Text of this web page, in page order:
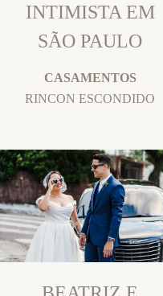
INTIMISTA EM
SÃO PAULO
CASAMENTOS
RINCON ESCONDIDO